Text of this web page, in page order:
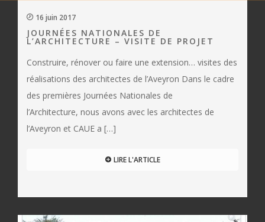
16 juin 2017
JOURNÉES NATIONALES DE
L’ARCHITECTURE – VISITE DE PROJET
Construire, rénover ou faire une extension… visites des
réalisations des architectes de l’Aveyron Dans le cadre
des premières Journées Nationales de
l’Architecture, nous avons avec les architectes de
l’Aveyron et CAUE a […]
LIRE L'ARTICLE